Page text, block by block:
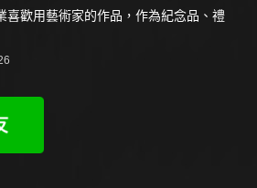
喜歡用藝術家的作品，作為紀念品、禮